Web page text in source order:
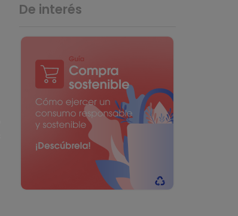
De interés